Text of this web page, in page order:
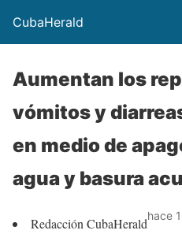
CubaHerald
Aumentan los
vómitos y
en medio de
agua y basura
Redacción CubaHeraldhace